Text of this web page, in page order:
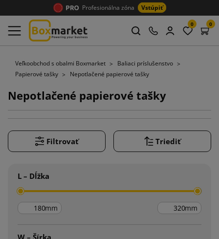
Profesionálna zóna Vstúpiť
0 0
Veľkoobchod s obalmi Boxmarket
Baliaci príslušenstvo
Papierové tašky
Nepotlačené papierové tašky
Nepotlačené papierové tašky
Filtrovať Triediť
L – Dĺžka
mm mm
W – Šírka